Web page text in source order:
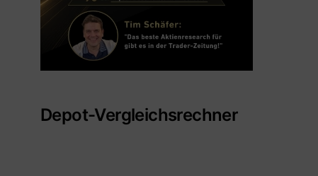
Depot-Vergleichsrechner